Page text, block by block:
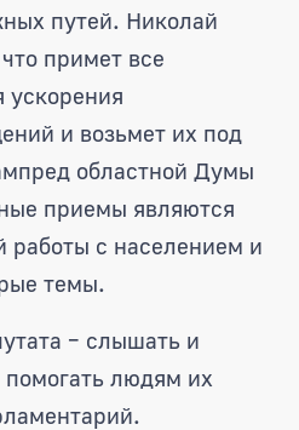
путей. Николай
примет все
и возьмет их под
областной Думы
приемы являются
с населением и
темы.
– слышать и
людям их